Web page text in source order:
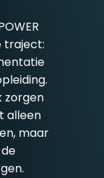
traject:
zorgen
alleen
maar